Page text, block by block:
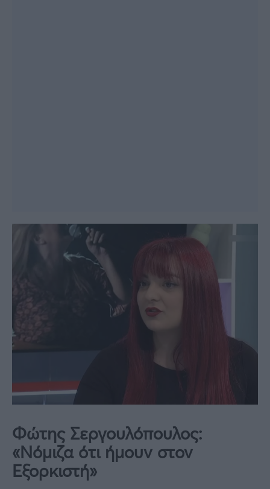
Φώτης Σεργουλόπουλος:
«Νόμιζα ότι ήμουν στον
Εξορκιστή»